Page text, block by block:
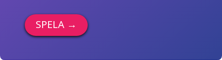
SPELA →